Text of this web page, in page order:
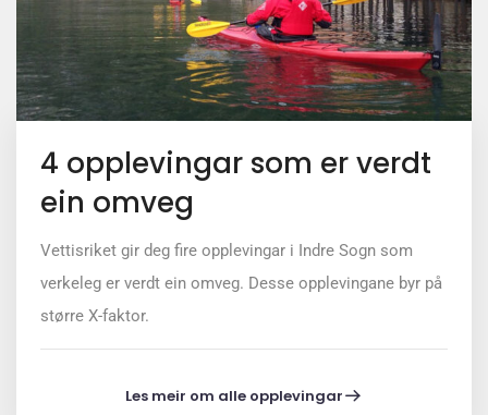
4 opplevingar som er verdt
ein omveg
Vettisriket gir deg fire opplevingar i Indre Sogn som
verkeleg er verdt ein omveg. Desse opplevingane byr på
større X-faktor.
Les meir om alle opplevingar